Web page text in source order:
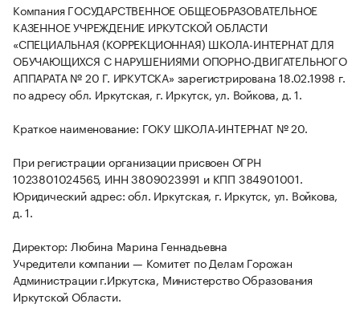
Компания ГОСУДАРСТВЕННОЕ ОБЩЕОБРАЗОВАТЕЛЬНОЕ
КАЗЕННОЕ УЧРЕЖДЕНИЕ ИРКУТСКОЙ ОБЛАСТИ
«СПЕЦИАЛЬНАЯ (КОРРЕКЦИОННАЯ) ШКОЛА-ИНТЕРНАТ ДЛЯ
ОБУЧАЮЩИХСЯ С НАРУШЕНИЯМИ ОПОРНО-ДВИГАТЕЛЬНОГО
АППАРАТА № 20 Г. ИРКУТСКА» зарегистрирована 18.02.1998 г.
по адресу обл. Иркутская, г. Иркутск, ул. Войкова, д. 1.
Краткое наименование: ГОКУ ШКОЛА-ИНТЕРНАТ № 20.
При регистрации организации присвоен ОГРН
1023801024565, ИНН 3809023991 и КПП 384901001.
Юридический адрес: обл. Иркутская, г. Иркутск, ул. Войкова,
д. 1.
Директор: Любина Марина Геннадьевна
Учредители компании — Комитет по Делам Горожан
Администрации г.Иркутска, Министерство Образования
Иркутской Области.